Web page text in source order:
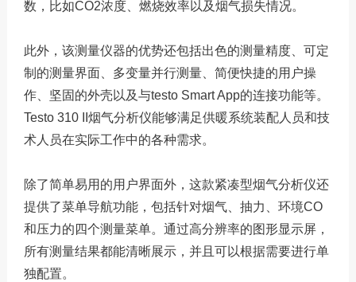
数，比如CO2浓度、燃烧效率以及烟气损失情况。
此外，该测量仪器的优势还包括出色的测量精度、可定
制的测量界面、多变量并行测量、简便快捷的用户操
作、坚固的外壳以及与testo Smart App的连接功能等。
Testo 310 II烟气分析仪能够满足供暖系统装配人员和技
术人员在实际工作中的各种需求。
除了简单易用的用户界面外，这款紧凑型烟气分析仪还
提供了菜单导航功能，包括针对烟气、抽力、环境CO
和压力的四个测量菜单。通过高分辨率的图形显示屏，
所有测量结果都能清晰展示，并且可以根据需要进行单
独配置。